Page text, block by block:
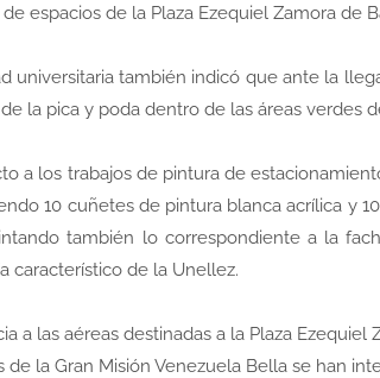
espacios de la Plaza Ezequiel Zamora de
universitaria también indicó que ante la
la pica y poda dentro de las áreas verdes
a los trabajos de pintura de
10 cuñetes de pintura blanca acrílica y
también lo correspondiente a la
característico de la Unellez.
a las aéreas destinadas a la Plaza
de la Gran Misión Venezuela Bella se han